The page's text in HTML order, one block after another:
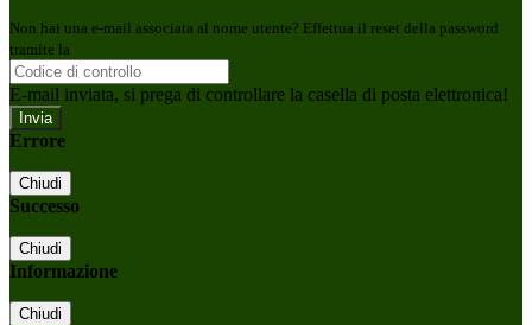
Non hai una e-mail associata al nome utente? Effettua il reset della password
tramite la
E-mail inviata, si prega di controllare la casella di posta elettronica!
Errore
Chiudi
Successo
Chiudi
Informazione
Chiudi